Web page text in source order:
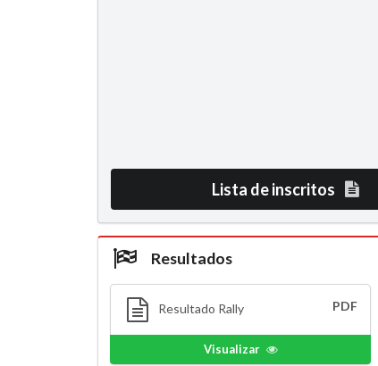
Lista de inscritos
Resultados
Resultado Rally PDF
Visualizar